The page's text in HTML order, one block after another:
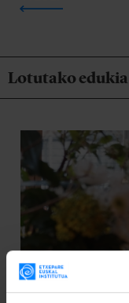
Lotutako edukia